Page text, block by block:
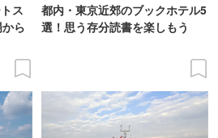
ス
ら
都内・東京近郊のブックホテル5
選！思う存分読書を楽しもう